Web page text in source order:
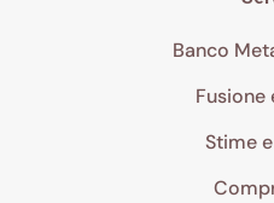
Banco
Fusione
Stime